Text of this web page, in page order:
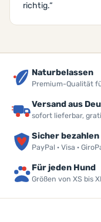
richtig.“
Naturbelassen
Premium-Qualität
Versand aus
sofort lieferbar,
Sicher bezahlen
PayPal · Visa ·
Für jeden Hund
Größen von XS bis